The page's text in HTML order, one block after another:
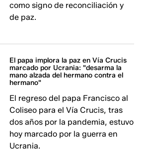
como signo de reconciliación y
de paz.
El papa implora la paz en Vía Crucis
marcado por Ucrania: "desarma la
mano alzada del hermano contra el
hermano"
El regreso del papa Francisco al
Coliseo para el Vía Crucis, tras
dos años por la pandemia, estuvo
hoy marcado por la guerra en
Ucrania.